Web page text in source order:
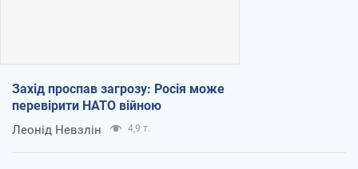
Захід проспав загрозу: Росія може
перевірити НАТО війною
Леонід Невзлін 4,9 т.